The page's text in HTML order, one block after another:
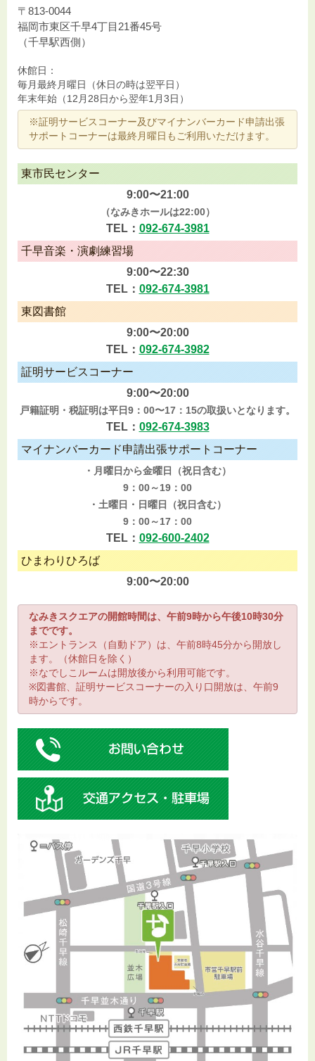
〒813-0044
福岡市東区千早4丁目21番45号
（千早駅西側）
休館日：
毎月最終月曜日（休日の時は翌平日）
年末年始（12月28日から翌年1月3日）
※証明サービスコーナー及びマイナンバーカード申請出張
サポートコーナーは最終月曜日もご利用いただけます。
東市民センター
9:00〜21:00
（なみきホールは22:00）
TEL： 092-674-3981
千早音楽・演劇練習場
9:00〜22:30
TEL： 092-674-3981
東図書館
9:00〜20:00
TEL： 092-674-3982
証明サービスコーナー
9:00〜20:00
戸籍証明・税証明は平日9：00〜17：15の取扱いとなります。
TEL： 092-674-3983
マイナンバーカード申請出張サポートコーナー
・月曜日から金曜日（祝日含む）
9：00～19：00
・土曜日・日曜日（祝日含む）
9：00～17：00
TEL： 092-600-2402
ひまわりひろば
9:00〜20:00
なみきスクエアの開館時間は、午前9時から午後10時30分
までです。
※エントランス（自動ドア）は、午前8時45分から開放し
ます。（休館日を除く）
※なでしこルームは開放後から利用可能です。
※図書館、証明サービスコーナーの入り口開放は、午前9
時からです。